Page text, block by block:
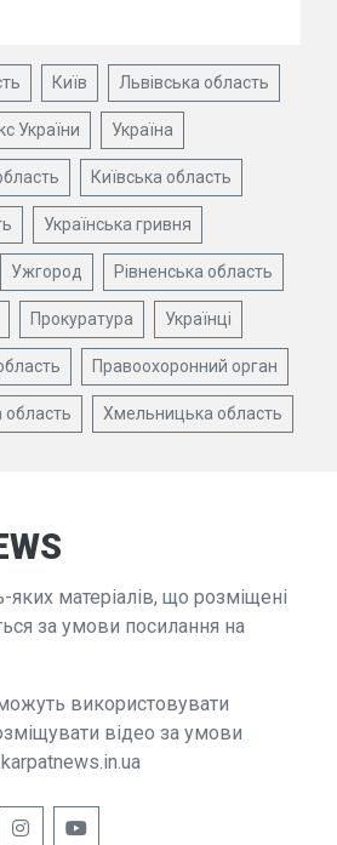
Київ Львівська область
України Україна
Київська область
Українська гривня
Ужгород Рівненська область
Прокуратура Українці
Правоохоронний орган
область Хмельницька область
матеріалів, що розміщені
за умови посилання на
використовувати
відео за умови